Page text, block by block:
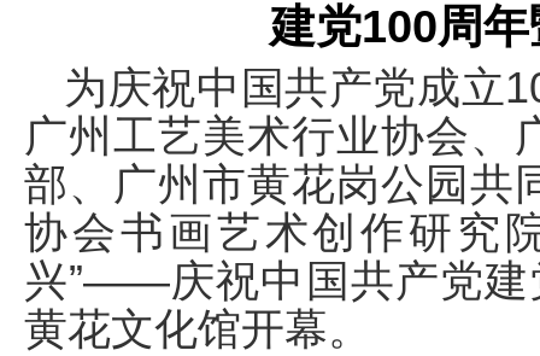
建党100周
为庆祝中国共产党成立
广州工艺美术行业协会、
部、广州市黄花岗公园共
协会书画艺术创作研究
兴”——庆祝中国共产党建
黄花文化馆开幕。